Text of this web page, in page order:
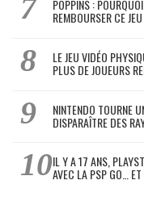
POPPINS :
REMBOURSER CE
LE JEU VIDÉO
PLUS DE JOUEURS
NINTENDO TOURNE
DISPARAÎTRE DES
IL Y A 17 ANS,
AVEC LA PSP GO…